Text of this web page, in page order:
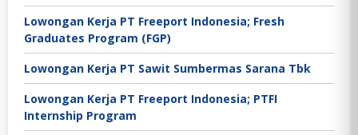
Lowongan Kerja PT Freeport Indonesia; Fresh
Graduates Program (FGP)
Lowongan Kerja PT Sawit Sumbermas Sarana Tbk
Lowongan Kerja PT Freeport Indonesia; PTFI
Internship Program